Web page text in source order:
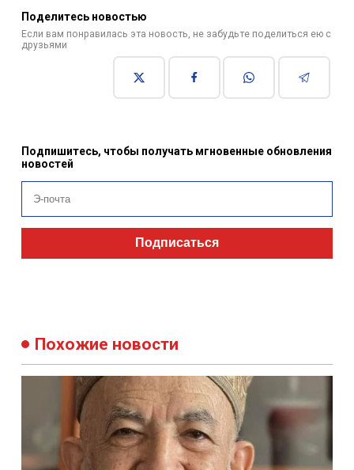
Поделитесь новостью
Если вам понравилась эта новость, не забудьте поделиться ею с
друзьями
Подпишитесь, чтобы получать мгновенные обновления
новостей
Подписаться
Похожие новости